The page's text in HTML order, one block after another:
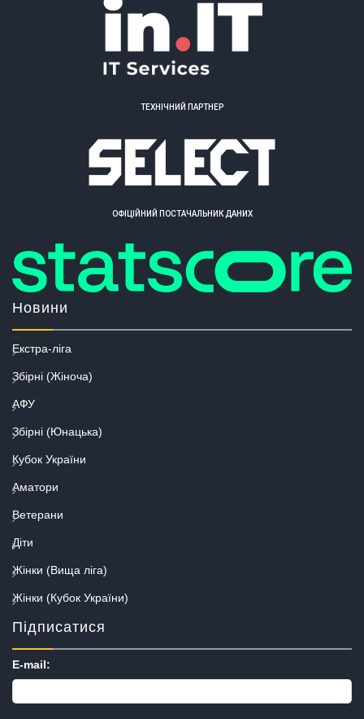
ТЕХНІЧНИЙ ПАРТНЕР
ОФІЦІЙНИЙ ПОСТАЧАЛЬНИК ДАНИХ
Новини
Екстра-ліга
Збірні (Жіноча)
АФУ
Збірні (Юнацька)
Кубок України
Аматори
Ветерани
Діти
Жінки (Вища ліга)
Жінки (Кубок України)
Підписатися
E-mail: